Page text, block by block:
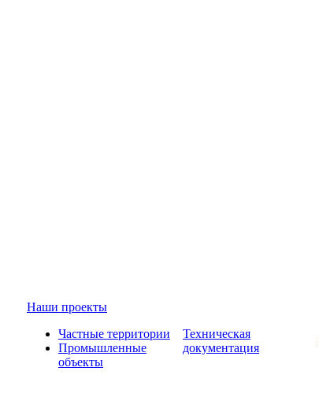
Наши проекты
Частные территории
Промышленные
объекты
Техническая
документация